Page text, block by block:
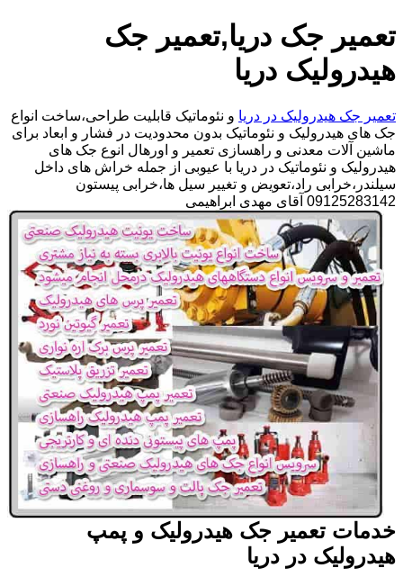
تعمیر جک دریا,تعمیر جک
هیدرولیک دریا
تعمیر جک هیدرولیک در دریا و نئوماتیک قابلیت طراحی،ساخت انواع
جک های هیدرولیک و نئوماتیک بدون محدودیت در فشار و ابعاد برای
ماشین آلات معدنی و راهسازی تعمیر و اورهال انوع جک های
هیدرولیک و نئوماتیک در دریا با عیوبی از جمله خراش های داخل
سیلندر،خرابی راد،تعویض و تغییر سیل ها،خرابی پیستون
09125283142 آقای مهدی ابراهیمی
خدمات تعمیر جک هیدرولیک و پمپ
هیدرولیک در دریا